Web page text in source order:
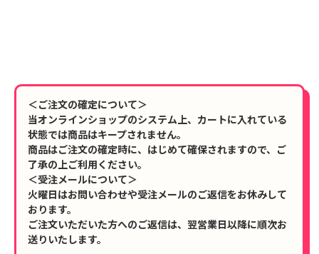
＜ご注文の確定について＞
当オンラインショップのシステム上、カートに入れている
状態では商品はキープされません。
商品はご注文の確定時に、はじめて確保されますので、ご
了承の上ご利用ください。
＜受注メールについて＞
火曜日はお問い合わせや受注メールのご返信をお休みして
おります。
ご注文いただいた方へのご返信は、翌営業日以降に順次お
送りいたします。